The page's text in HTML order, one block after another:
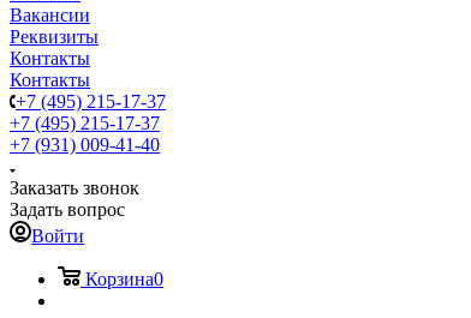
Вакансии
Реквизиты
Контакты
Контакты
+7 (495) 215-17-37
+7 (495) 215-17-37
+7 (931) 009-41-40
Заказать звонок
Задать вопрос
Войти
Корзина0